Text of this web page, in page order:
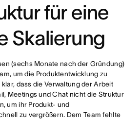
für eine
Skalierung
(sechs Monate nach der Gründung)
um die Produktentwicklung zu
dass die Verwaltung der Arbeit
Meetings und Chat nicht die Struktur
um ihr Produkt- und
zu vergrößern. Dem Team fehlte